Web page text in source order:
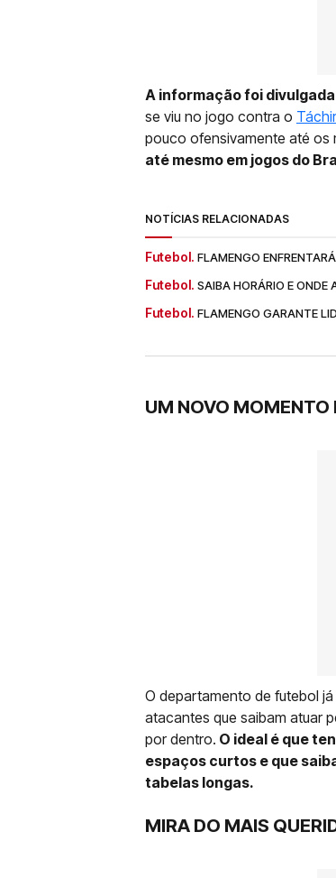
A informação foi
se viu no jogo contra o
pouco ofensivamente até os
até mesmo em jogos do
NOTÍCIAS RELACIONADAS
Futebol. FLAMENGO
Futebol. SAIBA HORÁRIO E ONDE
Futebol. FLAMENGO GARANTE
UM NOVO MOMENTO
O departamento de futebol
atacantes que saibam atuar
por dentro. O ideal é que
espaços curtos e que
tabelas longas.
MIRA DO MAIS